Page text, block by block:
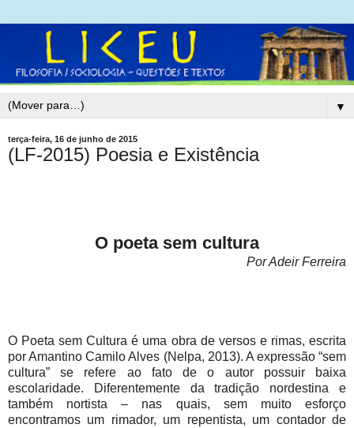
▼
terça-feira, 16 de junho de 2015
(LF-2015) Poesia e Existência
O poeta sem cultura
Por Adeir Ferreira
O Poeta sem Cultura é uma obra de versos e rimas, escrita
por Amantino Camilo Alves (Nelpa, 2013). A expressão “sem
cultura” se refere ao fato de o autor possuir baixa
escolaridade. Diferentemente da tradição nordestina e
também nortista – nas quais, sem muito esforço
encontramos um rimador, um repentista, um contador de